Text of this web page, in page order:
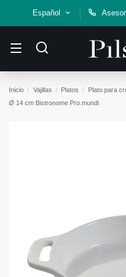
Español
Inicio Vajillas Platos
Plato para
Ø 14 cm Bistronome Pro.mundi